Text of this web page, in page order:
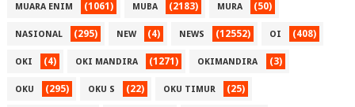
MUARA ENIM (1061) MUBA (2183) MURA (50)
NASIONAL (295) NEW (4) NEWS (12552) OI (408)
OKI (4) OKI MANDIRA (1271) OKIMANDIRA (3)
OKU (295) OKU S (22) OKU TIMUR (25)